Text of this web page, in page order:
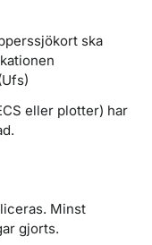
ska
eller plotter) har
Minst
gjorts.